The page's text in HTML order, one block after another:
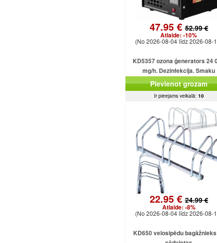
47.95 €52.99 €
Atlaide: -10%
(No 2026-08-04 līdz 2026-08-
KD5357 ozona ģenerators 24
mg/h. Dezinfekcija. Smaku
likvidēšana. Ozonizators
birojam.
Pievienot grozam
Ir pieejams veikalā: 10
22.95 €24.99 €
Atlaide: -8%
(No 2026-08-04 līdz 2026-08-
KD650 velosipēdu